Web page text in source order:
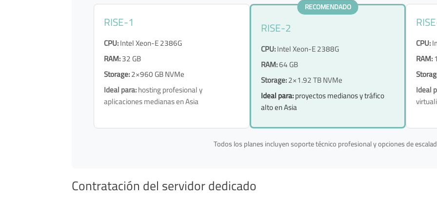
RISE-1
CPU:Intel Xeon-E 2386G
RAM:32 GB
Storage:2×960 GB NVMe
Ideal para:hosting profesional y
aplicaciones medianas en Asia
RECOMENDADO
RISE-2
CPU:Intel Xeon-E 2388G
RAM:64 GB
Storage:2×1.92 TB NVMe
Ideal para:proyectos medianos y tráfico
alto en Asia
CPU:
RAM:
Ideal
Todos los planes incluyen soporte técnico profesional y opciones de
Contratación del servidor dedicado